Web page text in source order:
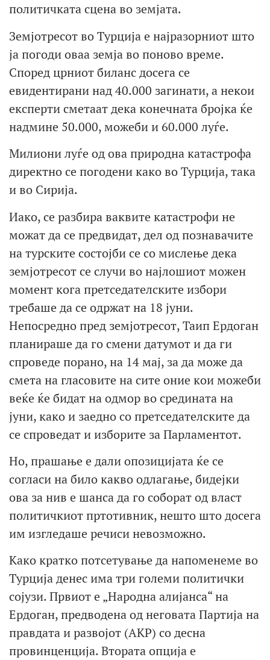
политичката сцена во земјата.
Земјотресот во Турција е најразорниот што
ја погоди оваа земја во поново време.
Според црниот биланс досега се
евидентирани над 40.000 загинати, а некои
експерти сметаат дека конечната бројка ќе
надмине 50.000, можеби и 60.000 луѓе.
Милиони луѓе од ова природна катастрофа
директно се погодени како во Турција, така
и во Сирија.
Иако, се разбира ваквите катастрофи не
можат да се предвидат, дел од познавачите
на турските состојби се со мислење дека
земјотресот се случи во најлошиот можен
момент кога претседателските избори
требаше да се одржат на 18 јуни.
Непосредно пред земјотресот, Таип Ердоган
планираше да го смени датумот и да ги
спроведе порано, на 14 мај, за да може да
смета на гласовите на сите оние кои можеби
веќе ќе бидат на одмор во средината на
јуни, како и заедно со претседателските да
се спроведат и изборите за Парламентот.
Но, прашање е дали опозицијата ќе се
согласи на било какво одлагање, бидејки
ова за нив е шанса да го соборат од власт
политичкиот пртотивник, нешто што досега
им изгледаше речиси невозможно.
Како кратко потсетување да напоменеме во
Турција денес има три големи политички
сојузи. Првиот е „Народна алијанса“ на
Ердоган, предводена од неговата Партија на
правдата и развојот (AKP) со десна
провинценција. Втората опција е